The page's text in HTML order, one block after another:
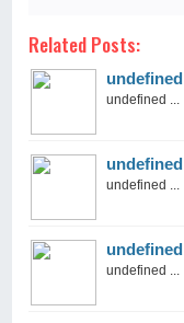
Related Posts:
undefined
undefined ...
undefined
undefined ...
undefined
undefined ...